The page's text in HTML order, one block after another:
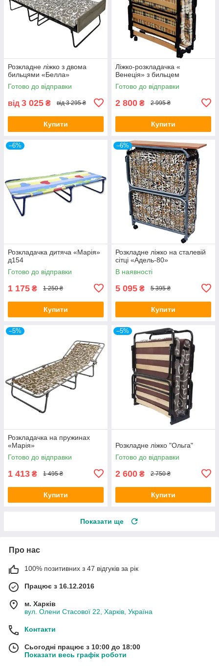
Розкладне ліжко з двома
бильцями «Белла»
Готово до відправки
від 3 025 ₴ від 3 295 ₴
Купити
Ліжко-розкладачка «
Венеція» з бильцем
Готово до відправки
2 800 ₴ 2 995 ₴
Купити
–6%
Розкладачка дитяча «Марія»
д154
Готово до відправки
1 175 ₴ 1 250 ₴
Купити
–6%
Розкладне ліжко на сталевій
сітці «Адель-80»
В наявності
5 095 ₴ 5 395 ₴
Купити
–5%
Розкладачка на пружинах
«Марія»
Готово до відправки
1 413 ₴ 1 495 ₴
Купити
–5%
Розкладне ліжко "Ольга"
Готово до відправки
2 600 ₴ 2 750 ₴
Купити
Показати ще
Про нас
100% позитивних з 47 відгуків за рік
Працює з 16.12.2016
м. Харків
вул. Олени Стасової 22, Харків, Україна
Контакти
Сьогодні працює з 10:00 до 18:00
Показати весь графік роботи